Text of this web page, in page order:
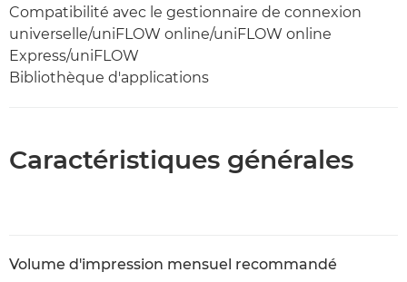
Compatibilité avec le gestionnaire de connexion
universelle/uniFLOW online/uniFLOW online
Express/uniFLOW
Bibliothèque d'applications
Caractéristiques générales
Volume d'impression mensuel recommandé